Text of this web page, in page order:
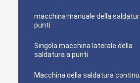
macchina manuale della
punti
Singola macchina laterale della
saldatura a punti
Macchina della saldatura